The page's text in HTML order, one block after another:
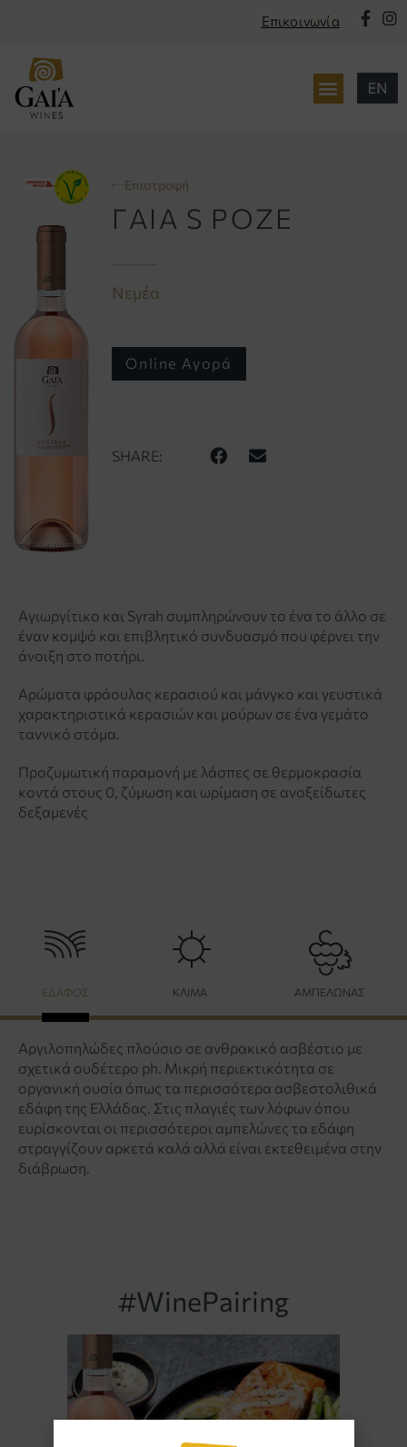
Επικοινωνία
Επιστροφή
ΓΑΙΑ S ΡΟΖΕ
Νεμέα
Online Αγορά
SHARE:
Αγιωργίτικο και Syrah συμπληρώνουν το ένα το άλλο σε
έναν κομψό και επιβλητικό συνδυασμό που φέρνει την
άνοιξη στο ποτήρι.
Αρώματα φράουλας κερασιού και μάνγκο και γευστικά
χαρακτηριστικά κερασιών και μούρων σε ένα γεμάτο
ταννικό στόμα.
Προζυμωτική παραμονή με λάσπες σε θερμοκρασία
κοντά στους 0, ζύμωση και ωρίμαση σε ανοξείδωτες
δεξαμενές
ΕΔΑΦΟΣ ΚΛΙΜΑ ΑΜΠΕΛΩΝΑΣ
Αργιλοπηλώδες πλούσιο σε ανθρακικό ασβέστιο με
σχετικά ουδέτερο ph. Μικρή περιεκτικότητα σε
οργανική ουσία όπως τα περισσότερα ασβεστολιθικά
εδάφη της Ελλάδας. Στις πλαγιές των λόφων όπου
ευρίσκονται οι περισσότεροι αμπελώνες τα εδάφη
στραγγίζουν αρκετά καλά αλλά είναι εκτεθειμένα στην
διάβρωση.
#WinePairing